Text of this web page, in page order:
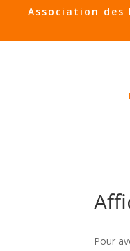
Association des
Pour